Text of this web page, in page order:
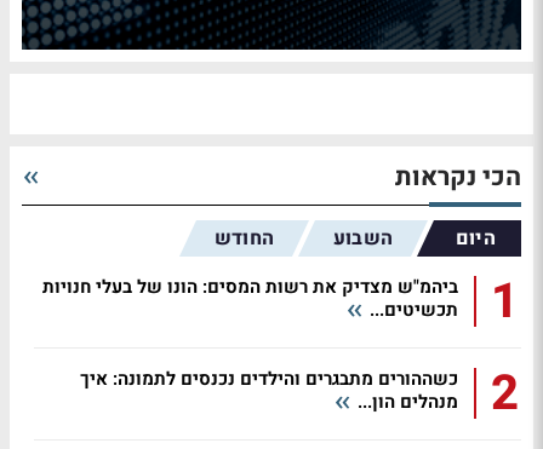
הכי נקראות
היום השבוע החודש
1
ביהמ"ש מצדיק את רשות המסים: הונו של בעלי חנויות
תכשיטים...
2
כשההורים מתבגרים והילדים נכנסים לתמונה: איך
מנהלים הון...